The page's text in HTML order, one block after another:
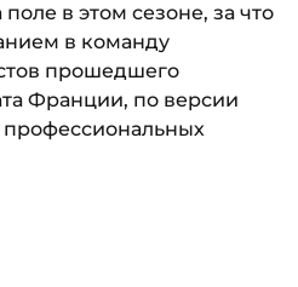
в этом сезоне, за что
в команду
прошедшего
Франции, по версии
профессиональных